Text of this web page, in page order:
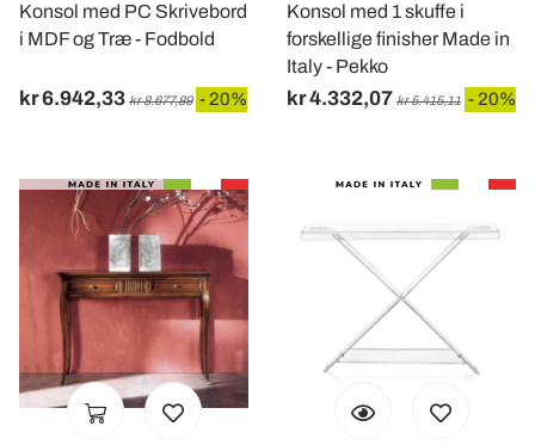
Konsol med PC Skrivebord
i MDF og Træ - Fodbold
kr 6.942,33 kr 8.677,89 - 20%
Konsol med 1 skuffe i
forskellige finisher Made in
Italy - Pekko
kr 4.332,07 kr 5.415,11 - 20%